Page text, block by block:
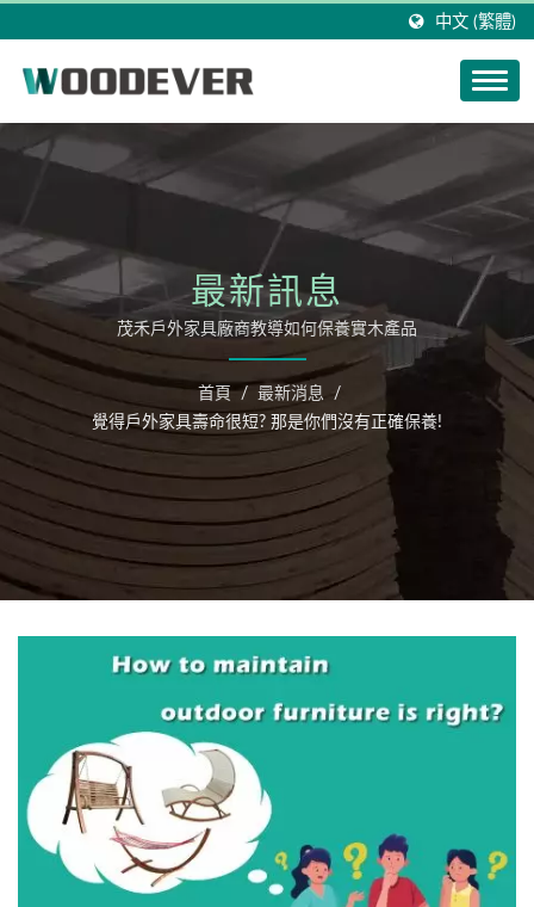
中文 (繁體)
最新訊息
茂禾戶外家具廠商教導如何保養實木產品
首頁 / 最新消息
/
覺得戶外家具壽命很短? 那是你們沒有正確保養!